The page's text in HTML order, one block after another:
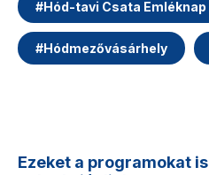
#Hód-tavi Csata Emléknap
#Hódmezővásárhely
Ezeket a programokat is